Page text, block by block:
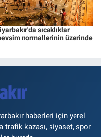
sıcaklıklar
normallerinin üzerinde
haberleri için yerel
trafik kazası, siyaset, spor